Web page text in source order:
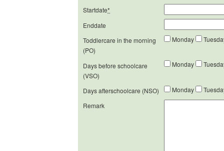
Startdate*
Enddate
Toddlercare in the morning
(PO)
Monday
Days before schoolcare
(VSO)
Monday
Days afterschoolcare (NSO) Monday
Remark